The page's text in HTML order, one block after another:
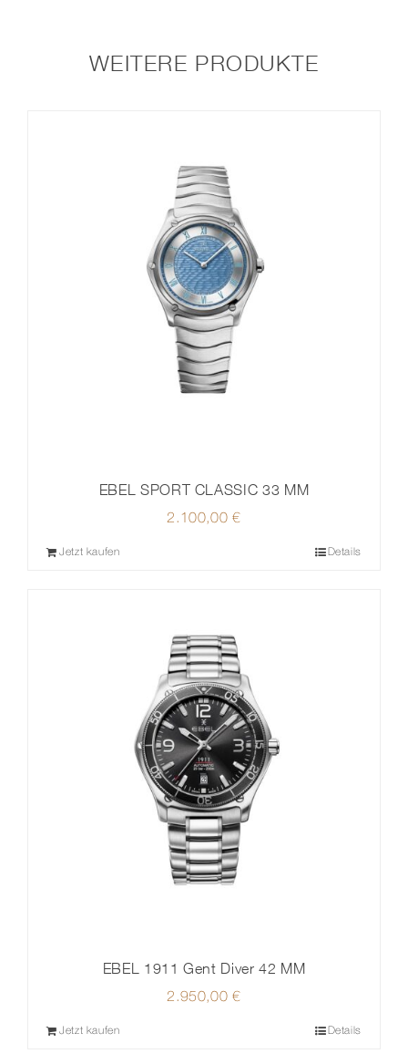
WEITERE PRODUKTE
EBEL SPORT CLASSIC 33 MM
2.100,00€
Jetzt kaufen Details
EBEL 1911 Gent Diver 42 MM
2.950,00€
Jetzt kaufen Details